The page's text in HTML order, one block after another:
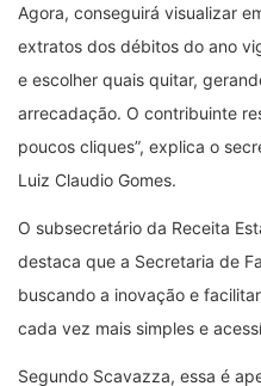
Agora, conseguirá visualizar
extratos dos débitos do ano
e escolher quais quitar,
arrecadação. O contribuinte
poucos cliques”, explica o
Luiz Claudio Gomes.
O subsecretário da Receita
destaca que a Secretaria de
buscando a inovação e
cada vez mais simples e
Segundo Scavazza, essa é